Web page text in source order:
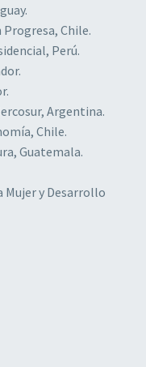
Chile.
Perú.
Argentina.
Chile.
Guatemala.
Mujer y Desarrollo